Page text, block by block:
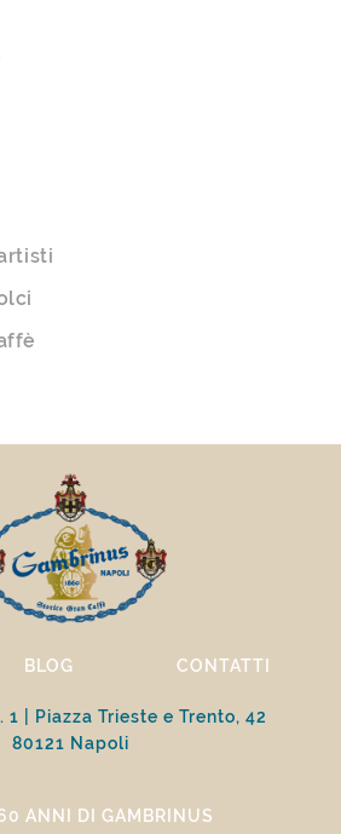
BLOG CONTATTI
1 | Piazza Trieste e Trento, 42
80121 Napoli
ANNI DI GAMBRINUS